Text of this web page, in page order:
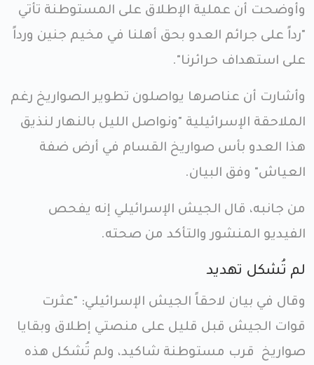
وأوضحت أن عملية الإطلاق على المستوطنة تأتي
"رداً على جرائم العدو بحق أهلنا في مخيم جنين ورداً
على استهداف حرائرنا".
وأشارت أن عناصرها يواصلون تطوير الصواريخ رغم
الملاحقة الإسرائيلية "ونواصل الليل بالنهار لنذيق
هذا العدو بأس صواريخ القسام في أرض ضفة
العياش" وفق البيان.
من جانبه، قال الجيش الإسرائيلي إنه يفحص
الفيديو المنشور والتأكد من صحته.
لم تُشكل تهديد
وقال في بيان لاحقاً الجيش الإسرائيلي: "عثرت
قوات الجيش قبل قليل على منصتي إطلاق وبقايا
صواريخ قرب مستوطنة شاكيد، ولم تُشكل هذه